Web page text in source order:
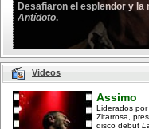
Desafiaron el esplendor y
Antídoto.
Videos
Assimo
Liderados por
Zitarrosa,
disco debut